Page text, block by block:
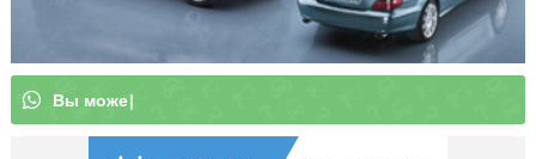
Вы может